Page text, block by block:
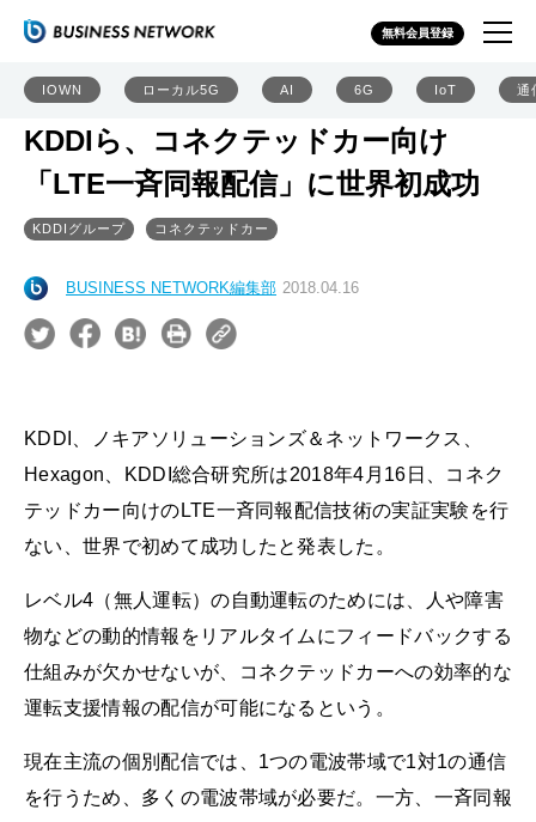
無料会員登録
IOWN ローカル5G AI 6G IoT 通
KDDIら、コネクテッドカー向け
「LTE一斉同報配信」に世界初成功
KDDIグループ コネクテッドカー
BUSINESS NETWORK編集部 2018.04.16
KDDI、ノキアソリューションズ＆ネットワークス、
Hexagon、KDDI総合研究所は2018年4月16日、コネク
テッドカー向けのLTE一斉同報配信技術の実証実験を行
ない、世界で初めて成功したと発表した。
レベル4（無人運転）の自動運転のためには、人や障害
物などの動的情報をリアルタイムにフィードバックする
仕組みが欠かせないが、コネクテッドカーへの効率的な
運転支援情報の配信が可能になるという。
現在主流の個別配信では、1つの電波帯域で1対1の通信
を行うため、多くの電波帯域が必要だ。一方、一斉同報